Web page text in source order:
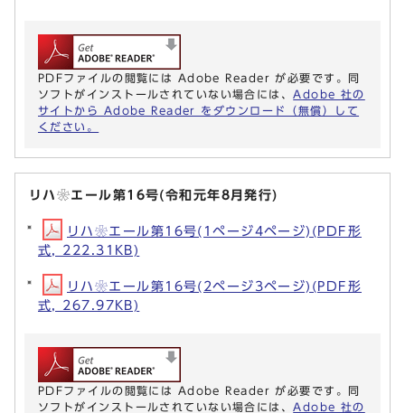
PDFファイルの閲覧には Adobe Reader が必要です。同
ソフトがインストールされていない場合には、 Adobe 社の
サイトから Adobe Reader をダウンロード（無償）して
ください。
リハ❀エール第16号(令和元年8月発行)
リハ❀エール第16号(1ページ4ページ)(PDF形
式, 222.31KB)
リハ❀エール第16号(2ページ3ページ)(PDF形
式, 267.97KB)
PDFファイルの閲覧には Adobe Reader が必要です。同
ソフトがインストールされていない場合には、 Adobe 社の